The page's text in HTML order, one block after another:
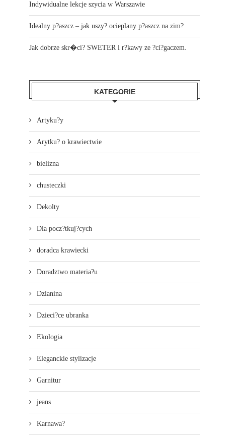
Indywidualne lekcje szycia w Warszawie
Idealny p?aszcz – jak uszy? ocieplany p?aszcz na zim?
Jak dobrze skr�ci? SWETER i r?kawy ze ?ci?gaczem.
KATEGORIE
Artyku?y
Arytku? o krawiectwie
bielizna
chusteczki
Dekolty
Dla pocz?tkuj?cych
doradca krawiecki
Doradztwo materia?u
Dzianina
Dzieci?ce ubranka
Ekologia
Eleganckie stylizacje
Garnitur
jeans
Karnawa?